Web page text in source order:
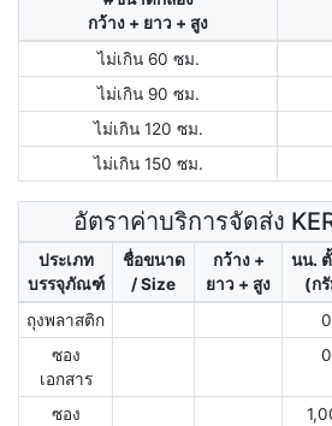
กว้าง + ยาว + สูง
ไม่เกิน 60 ซม.
ไม่เกิน 90 ซม.
ไม่เกิน 120 ซม.
ไม่เกิน 150 ซม.
อัตราค่าบริการจัดส่ง
ประเภท
บรรจุภัณฑ์
ชื่อขนาด
/ Size
กว้าง +
ยาว + สูง
นน.
(ก
ถุงพลาสติก
0
ซอง
เอกสาร
0
ซอง